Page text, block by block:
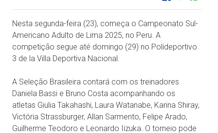
Nesta segunda-feira (23), começa o Campeonato Sul-
Americano Adulto de Lima 2025, no Peru. A
competição segue até domingo (29) no Polideportivo
3 de la Villa Deportiva Nacional.
A Seleção Brasileira contará com os treinadores
Daniela Bassi e Bruno Costa acompanhando os
atletas Giulia Takahashi, Laura Watanabe, Karina Shiray,
Victória Strassburger, Allan Sarmento, Felipe Arado,
Guilherme Teodoro e Leonardo Iizuka. O torneio pode